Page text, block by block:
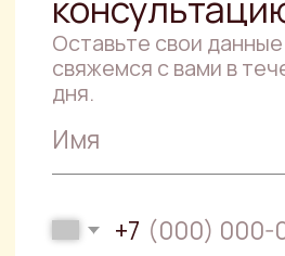
Юридическая
консультация
Специалисты компании PJS готовы
документов